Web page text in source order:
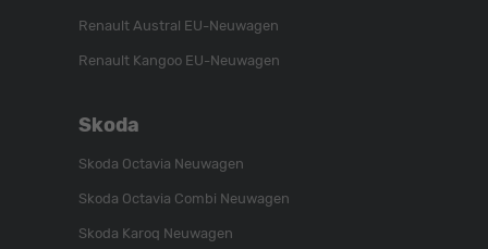
Renault Austral EU-Neuwagen
Renault Kangoo EU-Neuwagen
Skoda
Skoda Octavia Neuwagen
Skoda Octavia Combi Neuwagen
Skoda Karoq Neuwagen